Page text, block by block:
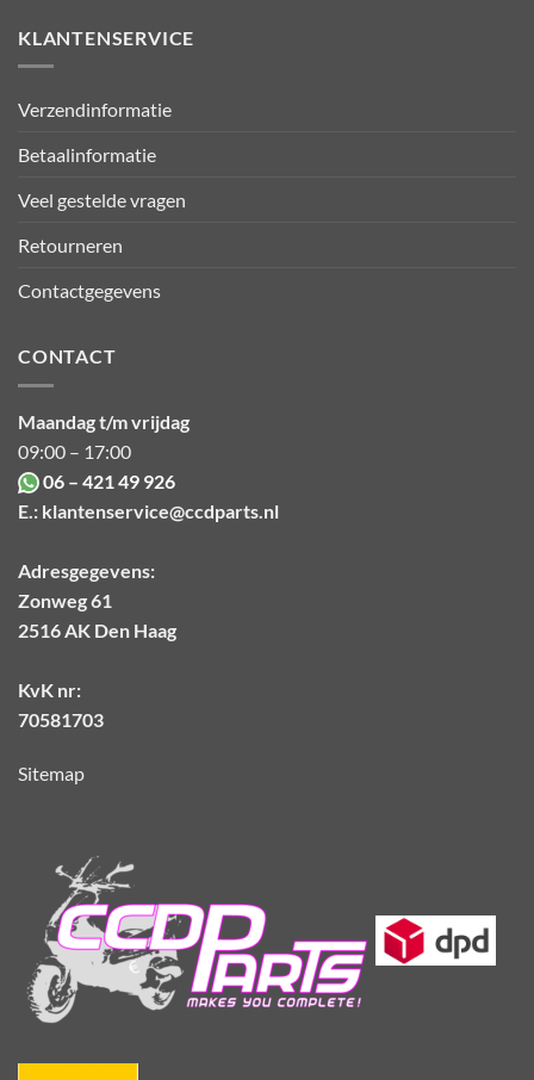
KLANTENSERVICE
Verzendinformatie
Betaalinformatie
Veel gestelde vragen
Retourneren
Contactgegevens
CONTACT
Maandag t/m vrijdag
09:00 – 17:00
06 – 421 49 926
E.: klantenservice@ccdparts.nl
Adresgegevens:
Zonweg 61
2516 AK Den Haag
KvK nr:
70581703
Sitemap